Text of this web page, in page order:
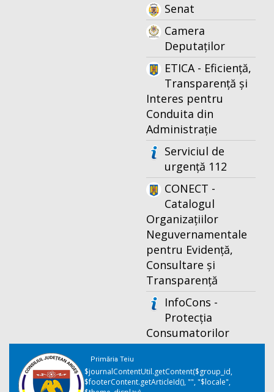
Senat
Camera
Deputaților
ETICA - Eficiență,
Transparență și
Interes pentru
Conduita din
Administrație
Serviciul de
urgență 112
CONECT -
Catalogul
Organizațiilor
Neguvernamentale
pentru Evidență,
Consultare și
Transparență
InfoCons -
Protecția
Consumatorilor
Primăria Teiu
$journalContentUtil.getContent($group_id,
$footerContent.getArticleId(), "", "$locale",